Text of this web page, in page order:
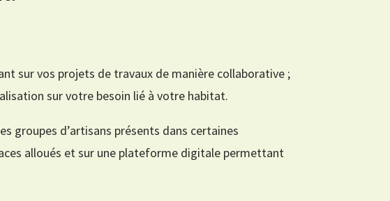
sur vos projets de travaux de manière collaborative ;
sur votre besoin lié à votre habitat.
groupes d’artisans présents dans certaines
alloués et sur une plateforme digitale permettant